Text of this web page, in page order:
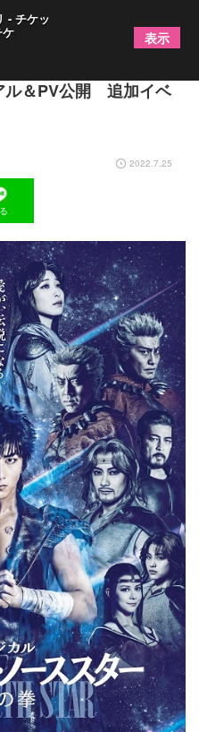
ブ・ノーススター～北
ル＆PV公開 追加イベ
2022.7.25
- チケッ
ケ 表示